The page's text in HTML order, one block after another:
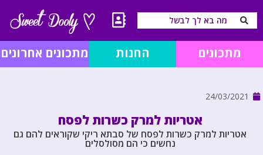
מתכונים החנות מתכונים אחרונים
24/03/2021
אטריות למרק כשרות לפסח
אטריות למרק כשרות לפסח של סבתא ריקי שקוראים להם גם
נחשים כי הם מסולסלים